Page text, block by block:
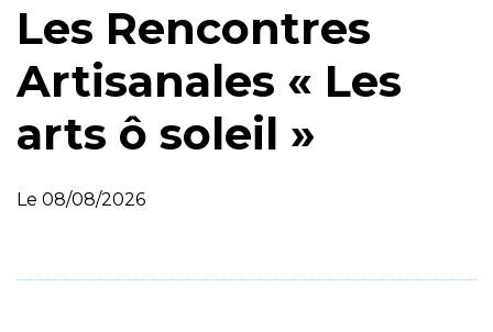
Les Rencontres
Artisanales « Les
arts ô soleil »
Le 08/08/2026